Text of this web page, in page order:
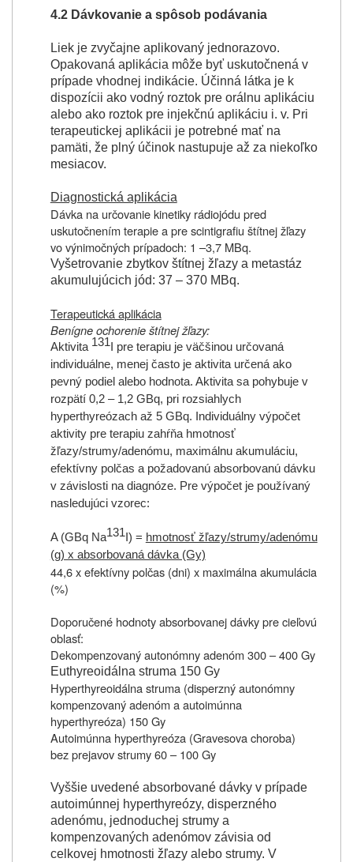
4.2 Dávkovanie a spôsob podávania
Liek je zvyčajne aplikovaný jednorazovo.
Opakovaná aplikácia môže byť uskutočnená v
prípade vhodnej indikácie. Účinná látka je k
dispozícii ako vodný roztok pre orálnu aplikáciu
alebo ako roztok pre injekčnú aplikáciu i. v. Pri
terapeutickej aplikácii je potrebné mať na
pamäti, že plný účinok nastupuje až za niekoľko
mesiacov.
Diagnostická aplikácia
Dávka na určovanie kinetiky rádiojódu pred
uskutočnením terapie a pre scintigrafiu štítnej žľazy
vo výnimočných prípadoch: 1 –3,7 MBq.
Vyšetrovanie zbytkov štítnej žľazy a metastáz
akumulujúcich jód: 37 – 370 MBq.
Terapeutická aplikácia
Benígne ochorenie štítnej žľazy:
Aktivita 131I pre terapiu je väčšinou určovaná
individuálne, menej často je aktivita určená ako
pevný podiel alebo hodnota. Aktivita sa pohybuje v
rozpätí 0,2 – 1,2 GBq, pri rozsiahlych
hyperthyreózach až 5 GBq. Individuálny výpočet
aktivity pre terapiu zahŕňa hmotnosť
žľazy/strumy/adenómu, maximálnu akumuláciu,
efektívny polčas a požadovanú absorbovanú dávku
v závislosti na diagnóze. Pre výpočet je používaný
nasledujúci vzorec:
A (GBq Na131I) = hmotnosť žľazy/strumy/adenómu
(g) x absorbovaná dávka (Gy)
44,6 x efektívny polčas (dni) x maximálna akumulácia
(%)
Doporučené hodnoty absorbovanej dávky pre cieľovú
oblasť:
Dekompenzovaný autonómny adenóm 300 – 400 Gy
Euthyreoidálna struma 150 Gy
Hyperthyreoidálna struma (disperzný autonómny
kompenzovaný adenóm a autoimúnna
hyperthyreóza) 150 Gy
Autoimúnna hyperthyreóza (Gravesova choroba)
bez prejavov strumy 60 – 100 Gy
Vyššie uvedené absorbované dávky v prípade
autoimúnnej hyperthyreózy, disperzného
adenómu, jednoduchej strumy a
kompenzovaných adenómov závisia od
celkovej hmotnosti žľazy alebo strumy. V